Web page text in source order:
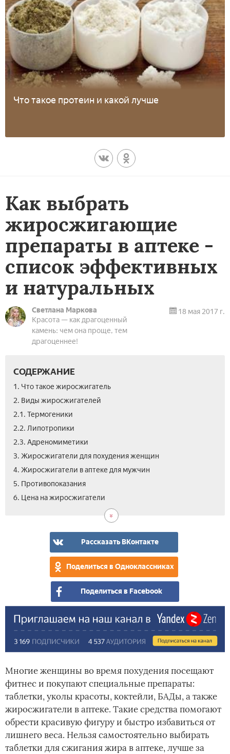
Что такое протеин и какой лучше
Как выбрать
жиросжигающие
препараты в аптеке -
список эффективных
и натуральных
Светлана Маркова
Красота — как драгоценный
камень: чем она проще, тем
драгоценнее!
18 мая 2017 г.
СОДЕРЖАНИЕ
1. Что такое жиросжигатель
2. Виды жиросжигателей
2.1. Термогеники
2.2. Липотропики
2.3. Адреномиметики
3. Жиросжигатели для похудения женщин
4. Жиросжигатели в аптеке для мужчин
5. Противопоказания
6. Цена на жиросжигатели
Рассказать ВКонтакте
Поделиться в Одноклассниках
Поделиться в Facebook
Многие женщины во время похудения посещают
фитнес и покупают специальные препараты:
таблетки, уколы красоты, коктейли, БАДы, а также
жиросжигатели в аптеке. Такие средства помогают
обрести красивую фигуру и быстро избавиться от
лишнего веса. Нельзя самостоятельно выбирать
таблетки для сжигания жира в аптеке, лучше за